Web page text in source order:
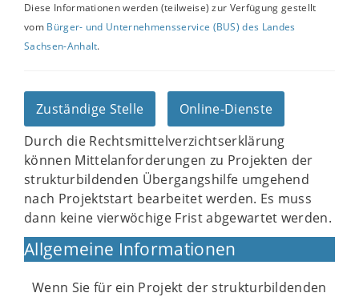
Diese Informationen werden (teilweise) zur Verfügung gestellt
vom Bürger- und Unternehmensservice (BUS) des Landes
Sachsen-Anhalt.
Zuständige Stelle
Online-Dienste
Durch die Rechtsmittelverzichtserklärung
können Mittelanforderungen zu Projekten der
strukturbildenden Übergangshilfe umgehend
nach Projektstart bearbeitet werden. Es muss
dann keine vierwöchige Frist abgewartet werden.
Allgemeine Informationen
Wenn Sie für ein Projekt der strukturbildenden